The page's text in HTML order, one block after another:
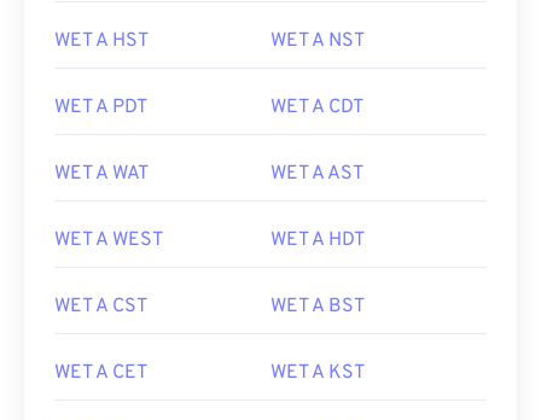
WET A HST WET A NST
WET A PDT WET A CDT
WET A WAT WET A AST
WET A WEST WET A HDT
WET A CST WET A BST
WET A CET WET A KST